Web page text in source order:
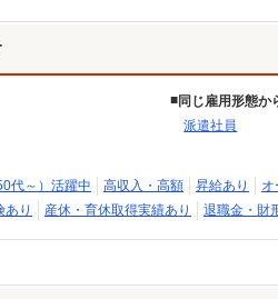
同じ雇用形態か
派遣社員
代～）活躍中 高収入・高額 昇給あり オ
あり 産休・育休取得実績あり 退職金・財